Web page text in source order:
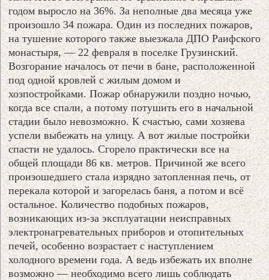
годом выросло на 36%. За неполные два месяца уже
произошло 34 пожара. Один из последних пожаров,
на тушение которого также выезжала ДПО Раифского
монастыря, — 22 февраля в поселке Грузинский.
Возгорание началось от печи в бане, расположенной
под одной кровлей с жилым домом и
хозпостройками. Пожар обнаружили поздно ночью,
когда все спали, а потому потушить его в начальной
стадии было невозможно. К счастью, сами хозяева
успели выбежать на улицу. А вот жилые постройки
спасти не удалось. Сгорело практически все на
общей площади 86 кв. метров. Причиной же всего
произошедшего стала изрядно затопленная печь, от
перекала которой и загорелась баня, а потом и всё
остальное. Количество подобных пожаров,
возникающих из-за эксплуатации неисправных
электронагревательных приборов и отопительных
печей, особенно возрастает с наступлением
холодного времени года. А ведь избежать их вполне
возможно — необходимо всего лишь соблюдать